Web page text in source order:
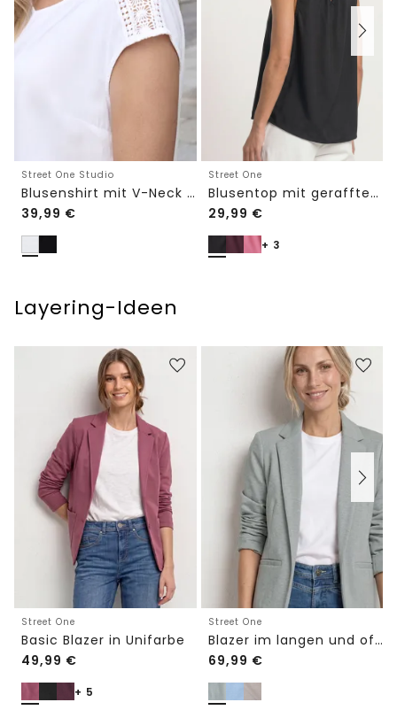
Street One Studio
Blusenshirt mit V-Neck und Spitze
39,99 €
Street One
Blusentop mit gerafftem Rundhals
29,99 €
+ 3
Layering-Ideen
Street One
Basic Blazer in Unifarbe
49,99 €
+ 5
Street One
Blazer im langen und offenen Schnitt
69,99 €